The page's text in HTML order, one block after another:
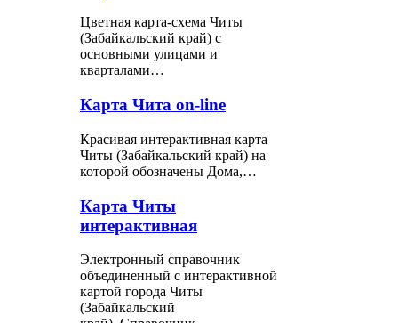
Цветная карта-схема Читы
(Забайкальский край) с
основными улицами и
кварталами…
Карта Чита on-line
Красивая интерактивная карта
Читы (Забайкальский край) на
которой обозначены Дома,…
Карта Читы
интерактивная
Электронный справочник
объединенный с интерактивной
картой города Читы
(Забайкальский